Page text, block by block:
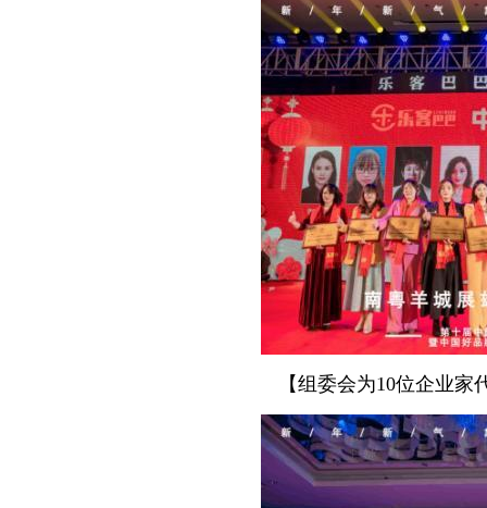
【组委会为10位企业家代